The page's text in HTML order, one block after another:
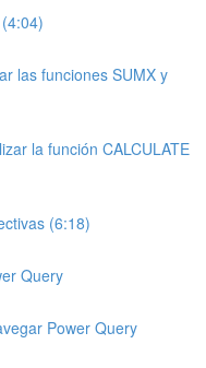
las funciones SUMX y
la función CALCULATE
(6:18)
Query
Power Query